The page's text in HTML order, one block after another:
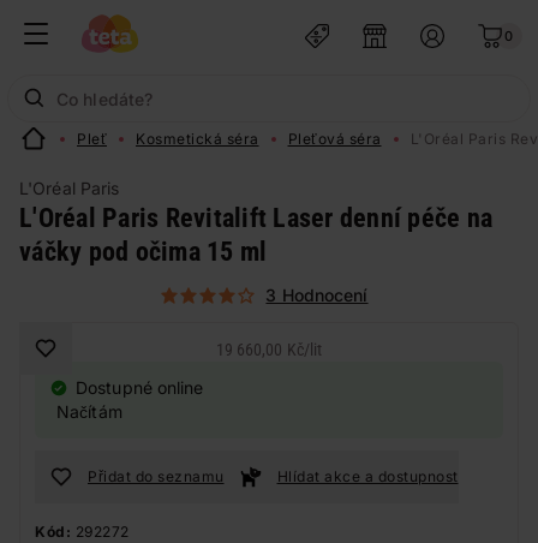
0
Pleť Kosmetická séra Pleťová séra L'Oréal Paris
L'Oréal Paris
L'Oréal Paris Revitalift Laser denní péče na
váčky pod očima 15 ml
3 Hodnocení
19 660,00 Kč/ lit
Dostupné online
Načítám
Přidat do seznamu Hlídat akce a dostupnost
Kód: 292272